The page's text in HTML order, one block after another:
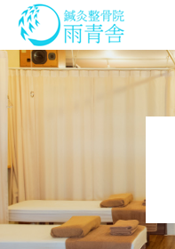
治療の流れ
セミナー